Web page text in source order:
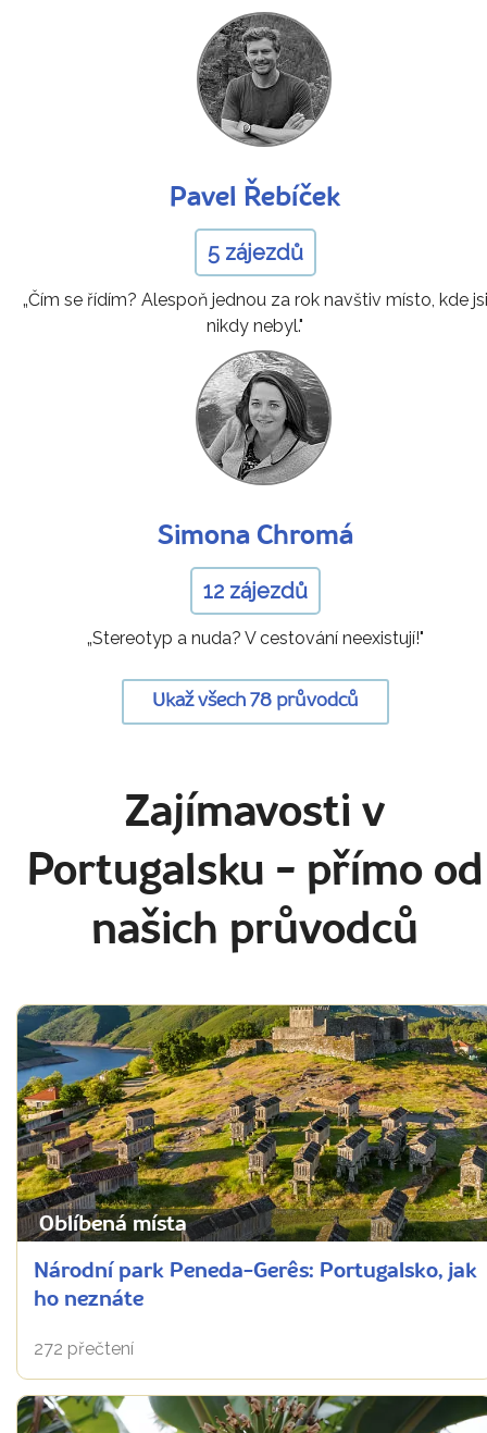
Pavel Řebíček
5 zájezdů
„Čím se řídím? Alespoň jednou za rok navštiv místo, kde jsi
nikdy nebyl."
Simona Chromá
12 zájezdů
„Stereotyp a nuda? V cestování neexistují!"
Ukaž všech 78 průvodců
Zajímavosti v
Portugalsku - přímo od
našich průvodců
Oblíbená místa
Národní park Peneda-Gerês: Portugalsko, jak
ho neznáte
272 přečtení